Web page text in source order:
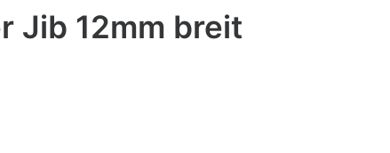
Jib 12mm breit